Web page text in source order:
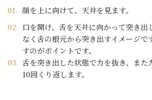
顔を上に向けて、天井を見ます。
口を開け、舌を天井に向かって突き出
なく舌の根元から突き出すイメージで
すのがポイントです。
舌を突き出した状態で力を抜き、また
10回くり返します。